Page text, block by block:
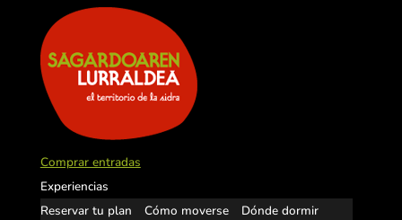
Comprar entradas
Experiencias
Reservar tu plan
Cómo moverse
Dónde dormir